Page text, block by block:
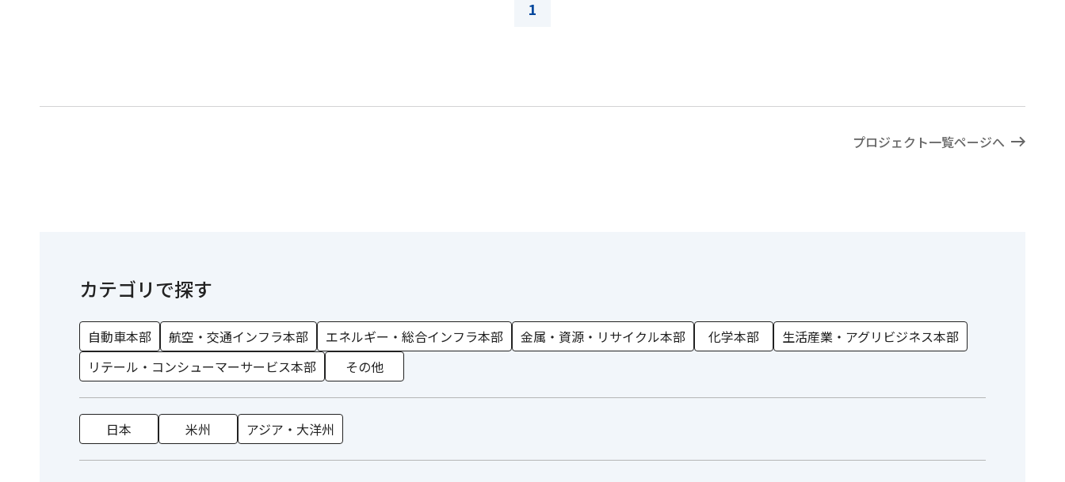
1
プロジェクト一覧ページへ
カテゴリで探す
自動車本部 航空・交通インフラ本部 エネルギー・総合インフラ本部 金属・資源・リサイクル本部 化学本部
生活産業・アグリビジネス本部
リテール・コンシューマーサービス本部
その他
日本 米州 アジア・大洋州